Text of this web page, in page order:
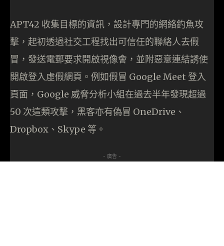
APT42 收集目標的資訊，設計專門的網絡釣魚攻
擊，起初透過社交工程找出可信任的聯絡人去假
冒，發送電郵要求開啟視像會，並附惡意連結誘使
開啟登入虛假網頁。例如假冒 Google Meet 登入
頁面，Google 威脅分析小組在過去半年發現超過
50 次這類攻擊，黑客亦有偽冒 OneDrive、
Dropbox、Skype 等。
- 廣告 -